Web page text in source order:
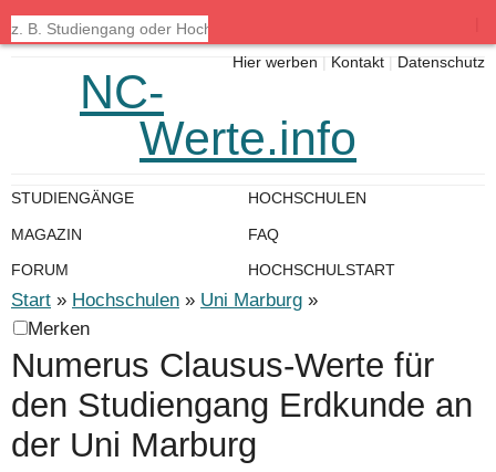
Start » Hochschulen » Uni Marburg »
Merken
Numerus Clausus-Werte für
den Studiengang Erdkunde an
der Uni Marburg
Hier werben Kontakt Datenschutz
NC-
Werte.info
STUDIENGÄNGE HOCHSCHULEN
MAGAZIN FAQ
FORUM HOCHSCHULSTART